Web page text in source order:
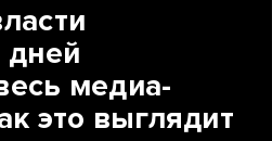
дней
медиа-
это выглядит